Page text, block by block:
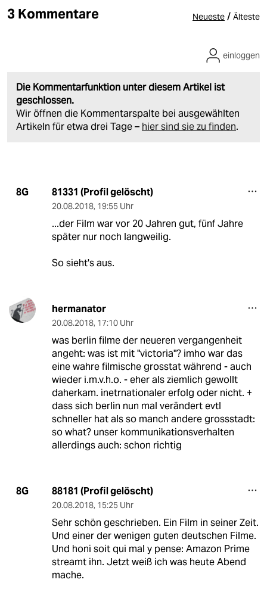
3 Kommentare Neueste / Älteste
Die Kommentarfunktion unter diesem Artikel ist
geschlossen.
Wir öffnen die Kommentarspalte bei ausgewählten
Artikeln für etwa drei Tage – hier sind sie zu finden.
einloggen
8G 81331 (Profil gelöscht)
20.08.2018, 19:55 Uhr
...der Film war vor 20 Jahren gut, fünf Jahre
später nur noch langweilig.
So sieht's aus.
hermanator
20.08.2018, 17:10 Uhr
was berlin filme der neueren vergangenheit
angeht: was ist mit "victoria"? imho war das
eine wahre filmische grosstat während - auch
wieder i.m.v.h.o. - eher als ziemlich gewollt
daherkam. inetrnationaler erfolg oder nicht. +
dass sich berlin nun mal verändert evtl
schneller hat als so manch andere grossstadt:
so what? unser kommunikationsverhalten
allerdings auch: schon richtig
8G 88181 (Profil gelöscht)
20.08.2018, 15:25 Uhr
Sehr schön geschrieben. Ein Film in seiner Zeit.
Und einer der wenigen guten deutschen Filme.
Und honi soit qui mal y pense: Amazon Prime
streamt ihn. Jetzt weiß ich was heute Abend
mache.